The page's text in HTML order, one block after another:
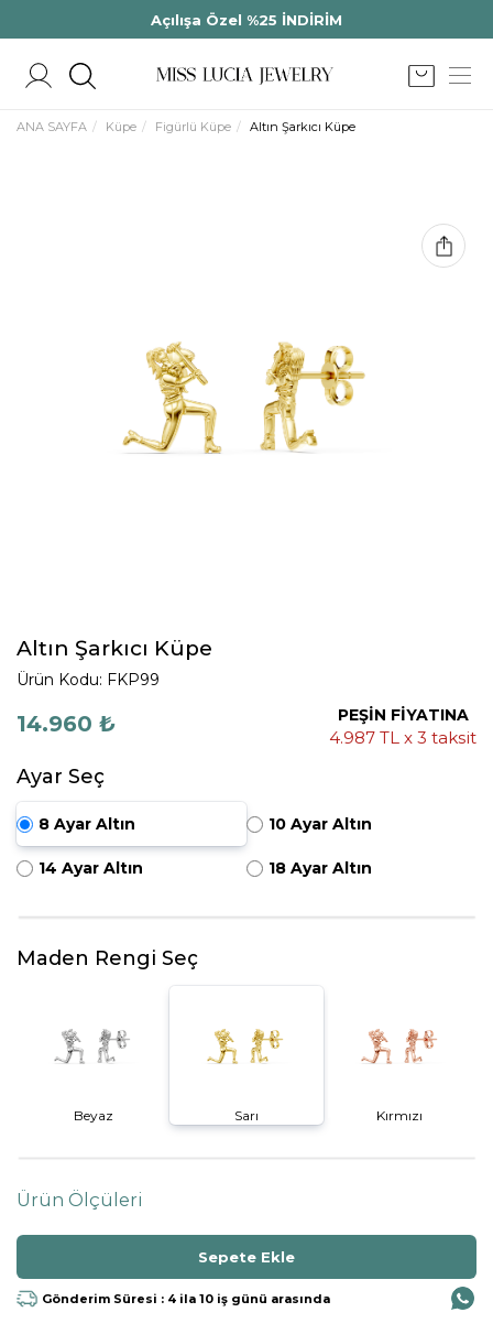
Açılışa Özel %25 İNDİRİM
ANA SAYFA Küpe Figürlü Küpe Altın Şarkıcı Küpe
Altın Şarkıcı Küpe
Ürün Kodu: FKP99
14.960 ₺ PEŞİN FİYATINA
4.987 TL x 3 taksit
Ayar Seç
8 Ayar Altın 10 Ayar Altın
14 Ayar Altın 18 Ayar Altın
Maden Rengi Seç
Beyaz Sarı Kırmızı
Ürün Ölçüleri
Gönderim Süresi : 4 ila 10 iş günü arasında